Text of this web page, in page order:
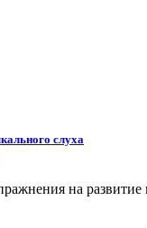
слуха
на